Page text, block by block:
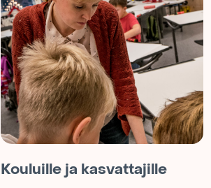
Kouluille ja kasvattajille